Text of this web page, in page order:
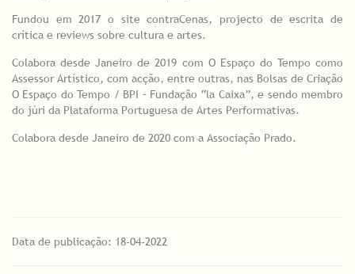
Fundou em 2017 o site contraCenas, projecto de escrita de
crítica e reviews sobre cultura e artes.
Colabora desde Janeiro de 2019 com O Espaço do Tempo como
Assessor Artístico, com acção, entre outras, nas Bolsas de Criação
O Espaço do Tempo / BPI – Fundação “la Caixa”, e sendo membro
do júri da Plataforma Portuguesa de Artes Performativas.
Colabora desde Janeiro de 2020 com a Associação Prado.
Data de publicação: 18-04-2022